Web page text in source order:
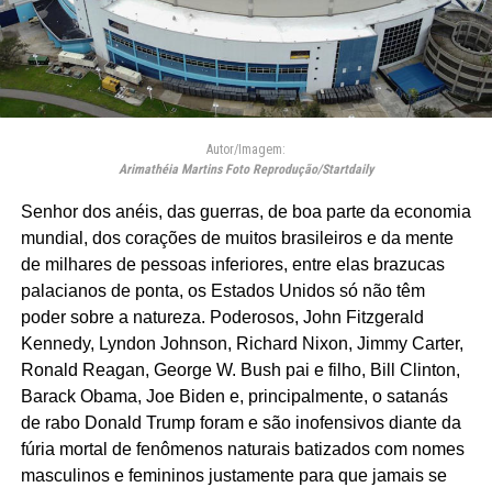
Autor/Imagem:
Arimathéia Martins Foto Reprodução/Startdaily
Senhor dos anéis, das guerras, de boa parte da economia
mundial, dos corações de muitos brasileiros e da mente
de milhares de pessoas inferiores, entre elas brazucas
palacianos de ponta, os Estados Unidos só não têm
poder sobre a natureza. Poderosos, John Fitzgerald
Kennedy, Lyndon Johnson, Richard Nixon, Jimmy Carter,
Ronald Reagan, George W. Bush pai e filho, Bill Clinton,
Barack Obama, Joe Biden e, principalmente, o satanás
de rabo Donald Trump foram e são inofensivos diante da
fúria mortal de fenômenos naturais batizados com nomes
masculinos e femininos justamente para que jamais se